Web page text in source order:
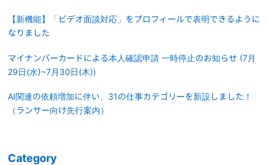
【新機能】「ビデオ面談対応」をプロフィールで表明できるように
なりました
マイナンバーカードによる本人確認申請 一時停止のお知らせ (7月
29日(水)~7月30日(木))
AI関連の依頼増加に伴い、31の仕事カテゴリーを新設しました！
（ランサー向け先行案内）
Category